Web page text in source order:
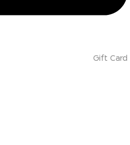
Gift Card